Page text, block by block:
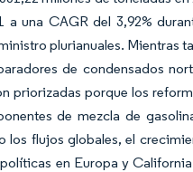
una CAGR del 3,92%
plurianuales. Mientras
de condensados
priorizadas porque los
de mezcla de
flujos globales, el
en Europa y